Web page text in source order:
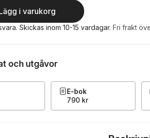
i varukorg
Skickas inom 10-15 vardagar. Fri frakt
och utgåvor
E-bok
790 kr